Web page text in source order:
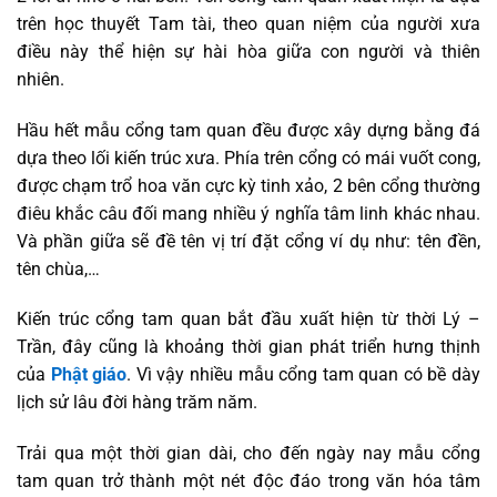
trên học thuyết Tam tài, theo quan niệm của người xưa
điều này thể hiện sự hài hòa giữa con người và thiên
nhiên.
Hầu hết mẫu cổng tam quan đều được xây dựng bằng đá
dựa theo lối kiến trúc xưa. Phía trên cổng có mái vuốt cong,
được chạm trổ hoa văn cực kỳ tinh xảo, 2 bên cổng thường
điêu khắc câu đối mang nhiều ý nghĩa tâm linh khác nhau.
Và phần giữa sẽ đề tên vị trí đặt cổng ví dụ như: tên đền,
tên chùa,…
Kiến trúc cổng tam quan bắt đầu xuất hiện từ thời Lý –
Trần, đây cũng là khoảng thời gian phát triển hưng thịnh
của Phật giáo. Vì vậy nhiều mẫu cổng tam quan có bề dày
lịch sử lâu đời hàng trăm năm.
Trải qua một thời gian dài, cho đến ngày nay mẫu cổng
tam quan trở thành một nét độc đáo trong văn hóa tâm